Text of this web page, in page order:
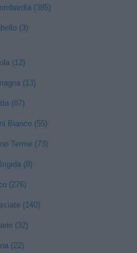
(385)
(3)
(12)
(13)
(87)
Bianco (55)
Terme (73)
(8)
(276)
(140)
(32)
(22)